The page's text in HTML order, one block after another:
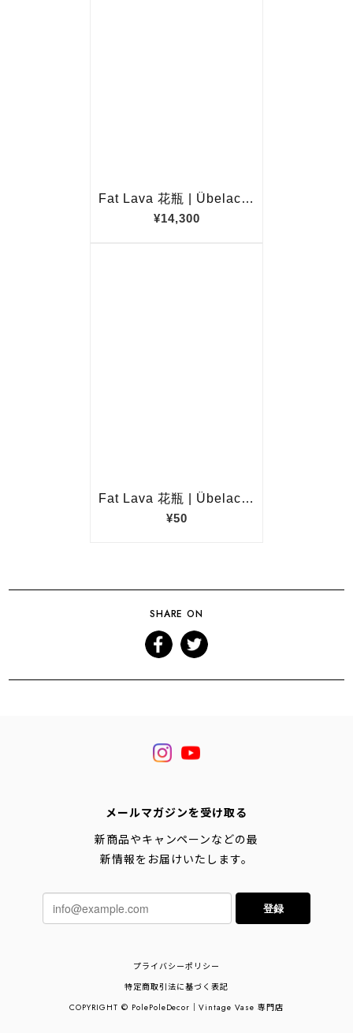
SHARE ON
メールマガジンを受け取る
新商品やキャンペーンなどの最
新情報をお届けいたします。
登録
プライバシーポリシー
特定商取引法に基づく表記
COPYRIGHT © PolePoleDecor｜Vintage Vase 専門店